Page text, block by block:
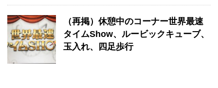
（再掲）休憩中のコーナー世界最速
タイムShow、ルービックキューブ、
玉入れ、四足歩行